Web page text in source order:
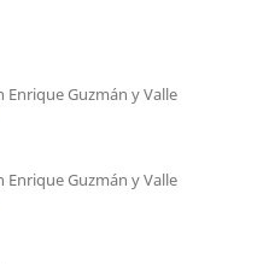
Guzmán y Valle
Guzmán y Valle